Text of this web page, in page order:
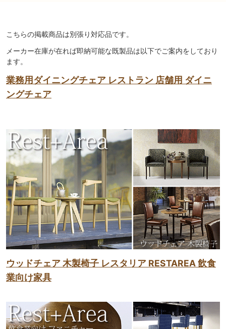
こちらの掲載商品は別張り対応品です。
メーカー在庫が在れば即納可能な既製品は以下でご案内をしており
ます。
業務用ダイニングチェア レストラン 店舗用 ダイニ
ングチェア
ウッドチェア 木製椅子 レスタリア RESTAREA 飲食
業向け家具